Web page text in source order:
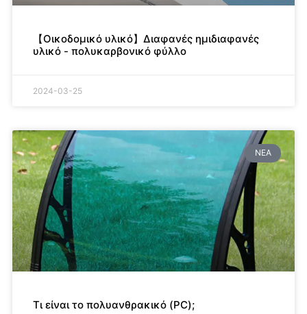
【Οικοδομικό υλικό】Διαφανές ημιδιαφανές
υλικό - πολυκαρβονικό φύλλο
2024-03-25
ΝΈΑ
Τι είναι το πολυανθρακικό (PC);